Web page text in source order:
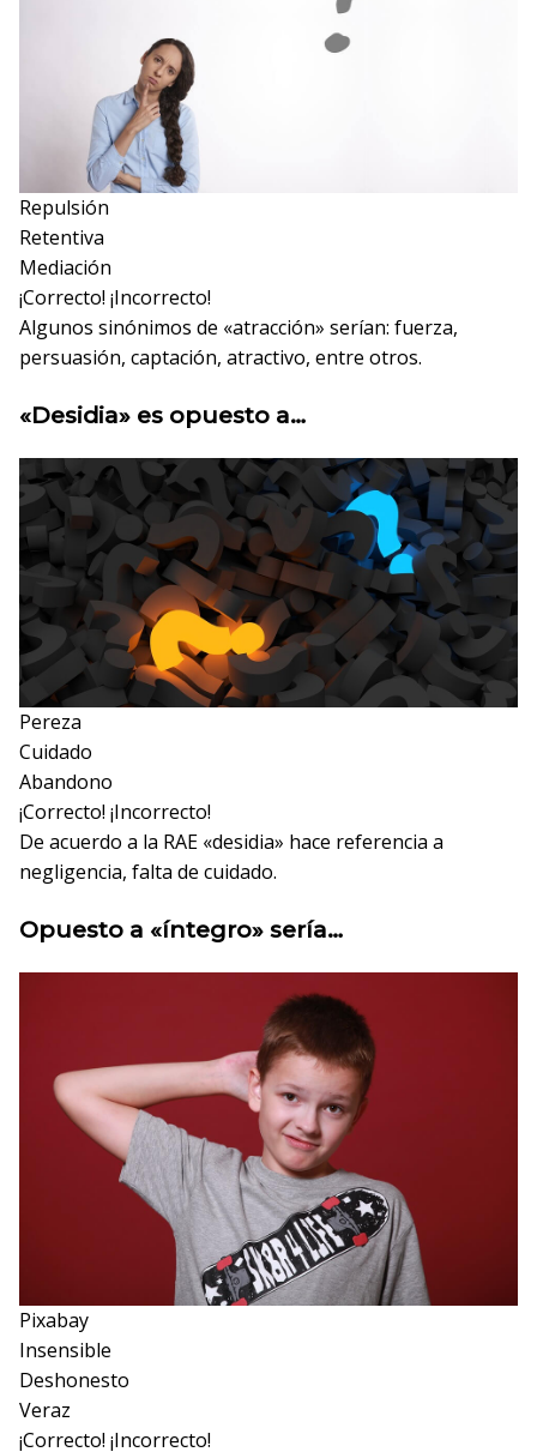
Repulsión
Retentiva
Mediación
¡Correcto! ¡Incorrecto!
Algunos sinónimos de «atracción» serían: fuerza,
persuasión, captación, atractivo, entre otros.
«Desidia» es opuesto a…
Pereza
Cuidado
Abandono
¡Correcto! ¡Incorrecto!
De acuerdo a la RAE «desidia» hace referencia a
negligencia, falta de cuidado.
Opuesto a «íntegro» sería…
Pixabay
Insensible
Deshonesto
Veraz
¡Correcto! ¡Incorrecto!